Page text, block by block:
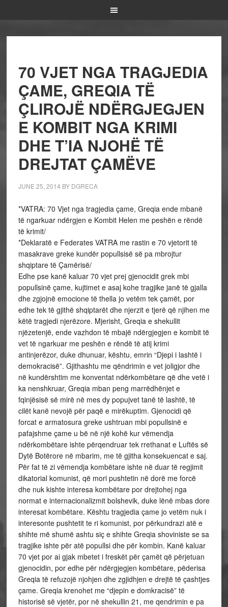
70 VJET NGA TRAGJEDIA
ÇAME, GREQIA TË
ÇLIROJË NDËRGJEGJEN
E KOMBIT NGA KRIMI
DHE T’IA NJOHË TË
DREJTAT ÇAMËVE
JUNE 25, 2014 BY DGRECA
*VATRA: 70 Vjet nga tragjedia çame, Greqia ende mbanë
të ngarkuar ndërgjen e Kombit Helen me peshën e rëndë
të krimit/
*Deklaratë e Federates VATRA me rastin e 70 vjetorit të
masakrave greke kundër popullsisë së pa mbrojtur
shqiptare të Çamërisë/
Edhe pse kanë kaluar 70 vjet prej gjenocidit grek mbi
popullsinë çame, kujtimet e asaj kohe tragjike janë të gjalla
dhe zgjojnë emocione të thella jo vetëm tek çamët, por
edhe tek të gjithë shqiptarët dhe njerzit e tjerë që njihen me
këtë tragjedi njerëzore. Mjerisht, Greqia e shekullit
njëzetenjë, ende vazhdon të mbajë ndërgjegjen e kombit të
vet të ngarkuar me peshën e rëndë të atij krimi
antinjerëzor, duke dhunuar, kështu, emrin “Djepi i lashtë i
demokracisë”. Gjithashtu me qëndrimin e vet joligjor dhe
në kundërshtim me konventat ndërkombëtare që dhe vetë i
ka nenshkruar, Greqia mban peng marrëdhënjet e
fqinjësisë së mirë në mes dy popujvet tanë të lashtë, të
cilët kanë nevojë për paqë e mirëkuptim. Gjenocidi që
forcat e armatosura greke ushtruan mbi popullsinë e
pafajshme çame u bë në një kohë kur vëmendja
ndërkombëtare ishte përqendruar tek rrethanat e Luftës së
Dytë Botërore në mbarim, me të gjitha konsekuencat e saj.
Për fat të zi vëmendja kombëtare ishte në duar të regjimit
dikatorial komunist, që mori pushtetin në dorë me forcë
dhe nuk kishte interesa kombëtare por drejtohej nga
normat e internacionalizmit bolshevik, duke lënë mbas dore
interesat kombëtare. Kështu tragjedia çame jo vetëm nuk i
interesonte pushtetit te ri komunist, por përkundrazi atë e
shihte më shumë ashtu siç e shihte Greqia shoviniste se sa
tragjike ishte për atë popullsi dhe për kombin. Kanë kaluar
70 vjet por ai gjak mbetet i freskët për çamët që përjetuan
gjenocidin, por edhe për ndërgjegjen kombëtare, pëderisa
Greqia të refuzojë njohjen dhe zgjidhjen e drejtë të çashtjes
çame. Greqia krenohet me “djepin e domkracisë” të
historisë së vjetër, por në shekullin 21, me qendrimin e pa